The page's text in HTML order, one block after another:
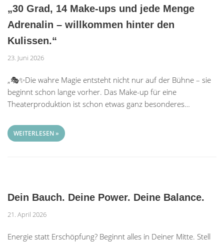
„30 Grad, 14 Make-ups und jede Menge
Adrenalin – willkommen hinter den
Kulissen.“
23. Juni 2026
„🎭✨Die wahre Magie entsteht nicht nur auf der Bühne – sie
beginnt schon lange vorher. Das Make-up für eine
Theaterproduktion ist schon etwas ganz besonderes…
WEITERLESEN »
Dein Bauch. Deine Power. Deine Balance.
21. April 2026
Energie statt Erschöpfung? Beginnt alles in Deiner Mitte. Stell